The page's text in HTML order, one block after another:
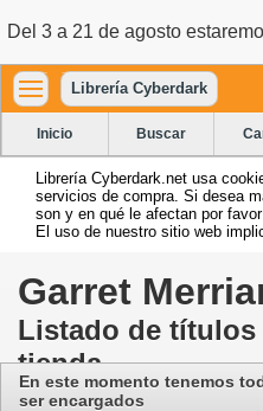
Del 3 a 21 de agosto
Librería Cyberdark
Inicio Buscar
Librería Cyberdark.net usa
servicios de compra. Si desea
son y en qué le afectan por
El uso de nuestro sitio web
Garret
Listado de
tienda
En este momento tenemos
ser encargados